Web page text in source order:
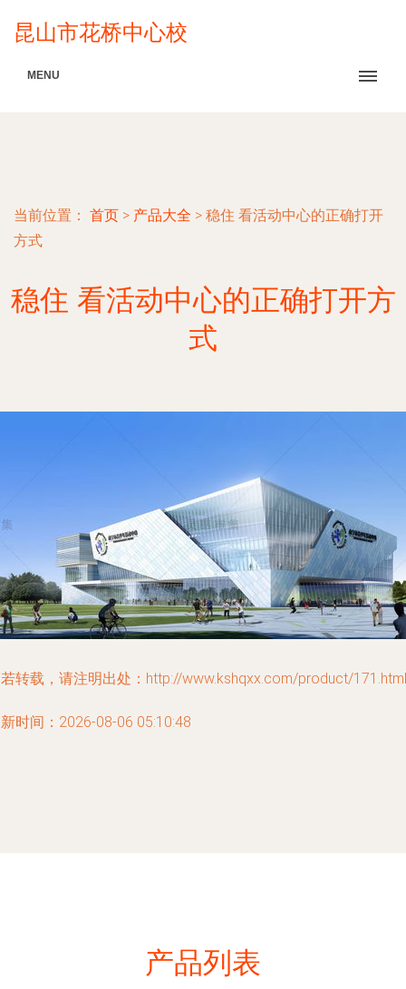
昆山市花桥中心校
MENU
当前位置： 首页 > 产品大全 > 稳住 看活动中心的正确打开
方式
稳住 看活动中心的正确打开方
式
转载，请注明出处：http://www.kshqxx.com/product/171.html
时间：2026-08-06 05:10:48
产品列表